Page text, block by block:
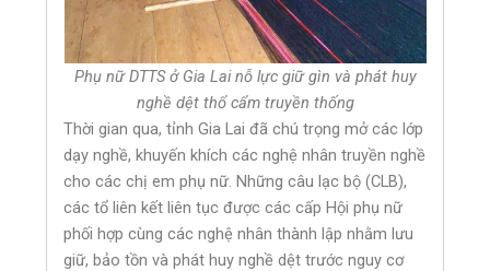
Phụ nữ DTTS ở Gia Lai nỗ lực giữ gìn và phát huy
nghề dệt thổ cẩm truyền thống
Thời gian qua, tỉnh Gia Lai đã chú trọng mở các lớp
dạy nghề, khuyến khích các nghệ nhân truyền nghề
cho các chị em phụ nữ. Những câu lạc bộ (CLB),
các tổ liên kết liên tục được các cấp Hội phụ nữ
phối hợp cùng các nghệ nhân thành lập nhằm lưu
giữ, bảo tồn và phát huy nghề dệt trước nguy cơ